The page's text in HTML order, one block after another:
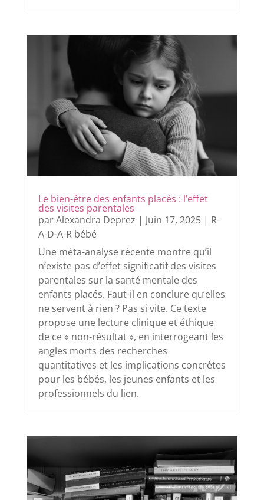
Le bien-être des enfants placés : l’effet
des visites parentales
parAlexandra Deprez | Juin 17, 2025| R-
A-D-A-R bébé
Une méta-analyse récente montre qu’il
n’existe pas d’effet significatif des visites
parentales sur la santé mentale des
enfants placés. Faut-il en conclure qu’elles
ne servent à rien ? Pas si vite. Ce texte
propose une lecture clinique et éthique
de ce « non-résultat », en interrogeant les
angles morts des recherches
quantitatives et les implications concrètes
pour les bébés, les jeunes enfants et les
professionnels du lien.